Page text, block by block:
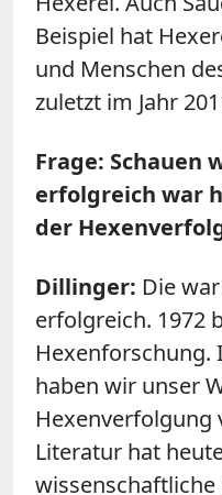
Beispiel hat
und Menschen
zuletzt im Jahr
Frage: Schauen
erfolgreich war
der
Dillinger: Die
erfolgreich. 1972
Hexenforschung.
haben wir unser
Hexenverfolgung
Literatur hat